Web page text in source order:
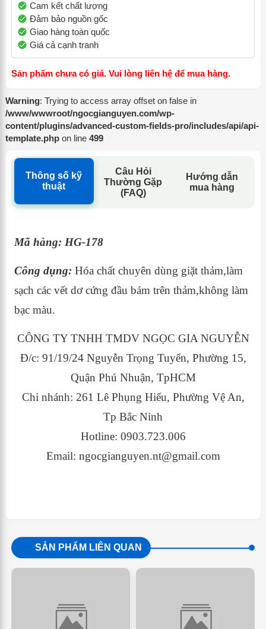
Cam kết chất lượng
Đảm bảo nguồn gốc
Giao hàng toàn quốc
Giá cả cạnh tranh
Sản phẩm chưa có giá. Vui lòng liên hệ để mua hàng.
Warning: Trying to access array offset on false in
/www/wwwroot/ngocgianguyen.com/wp-
content/plugins/advanced-custom-fields-pro/includes/api/api-
template.php on line499
Thông số kỹ
thuật
Câu Hỏi
Thường Gặp
(FAQ)
Hướng dẫn
mua hàng
Mã hàng: HG-178
Công dụng: Hóa chất chuyên dùng giặt thảm,làm
sạch các vết dơ cứng đầu bám trên thảm,không làm
bạc màu.
CÔNG TY TNHH TMDV NGỌC GIA NGUYỄN
Đ/c: 91/19/24 Nguyễn Trọng Tuyển, Phường 15,
Quận Phú Nhuận, TpHCM
Chi nhánh: 261 Lê Phụng Hiểu, Phường Vệ An,
Tp Bắc Ninh
Hotline: 0903.723.006
Email: ngocgianguyen.nt@gmail.com
SẢN PHẨM LIÊN QUAN